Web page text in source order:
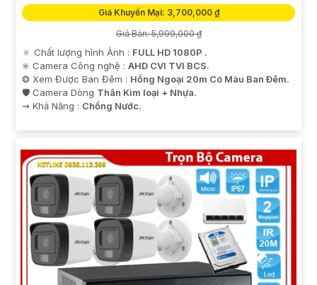
Giá Khuyến Mại: 3,700,000 ₫
Giá Bán: 5,999,000 ₫
🔅 Chất lượng hình Ảnh : FULL HD 1080P .
✳️ Camera Công nghệ : AHD CVI TVI BCS.
❂ Xem Được Ban Đêm : Hồng Ngoại 20m Có Màu Ban Ðêm.
🛡 Camera Dòng Thân Kim loại + Nhựa.
️⇝ Khả Năng : Chống Nước.